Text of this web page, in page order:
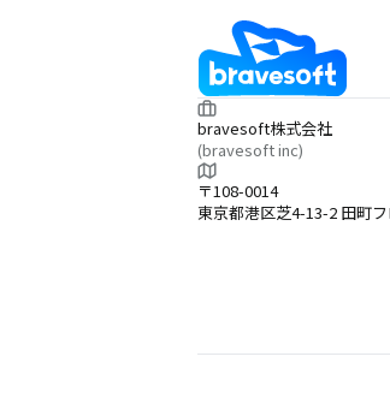
bravesoft株式会社
(bravesoft inc)
〒108-0014
東京都港区芝4-13-2 田町